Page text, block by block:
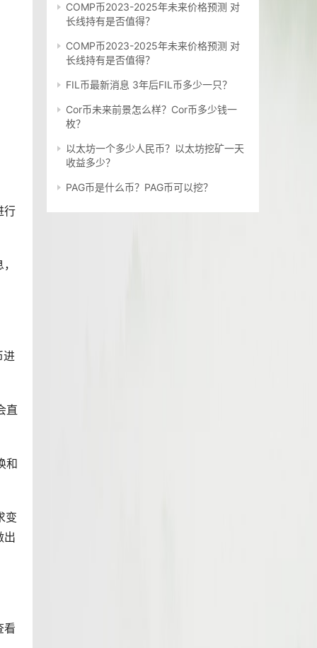
行
进
直
和
变
出
看
COMP币2023-2025年未来价格预测 对
长线持有是否值得？
COMP币2023-2025年未来价格预测 对
长线持有是否值得？
FIL币最新消息 3年后FIL币多少一只？
Cor币未来前景怎么样？Cor币多少钱一
枚？
以太坊一个多少人民币？以太坊挖矿一天
收益多少？
PAG币是什么币？PAG币可以挖？